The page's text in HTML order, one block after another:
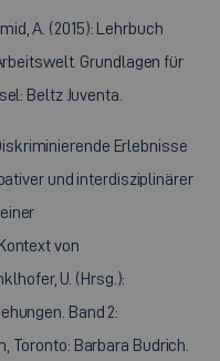
A. (2015): Lehrbuch
Grundlagen für
Beltz Juventa.
Erlebnisse
und interdisziplinärer
von
U. (Hrsg.):
Band 2:
Toronto: Barbara Budrich.